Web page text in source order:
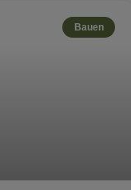
Bauen